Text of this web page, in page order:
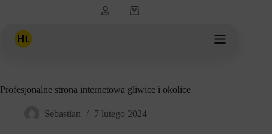
Koszyk
Profesjonalne strona internetowa gliwice i okolice
Sebastian 7 lutego 2024